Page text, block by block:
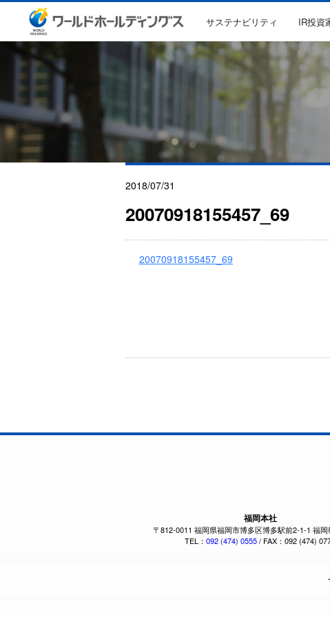
サステナビリティ IR投資
2018/07/31
20070918155457_69
20070918155457_69
福岡本社
〒812-0011 福岡県福岡市博多区博多駅前2-1-1 福
TEL： 092 (474) 0555/ FAX：092 (474)